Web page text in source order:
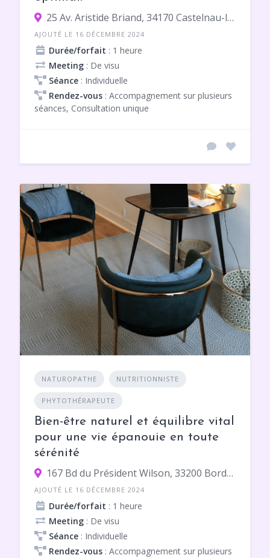
25 Av. Aristide Briand, 34170 Castelnau-le-Lez
AJOUTÉ LE 16 DÉCEMBRE 2024
Durée/forfait : 1 heure
Meeting : De visu
Séance : Individuelle
Rendez-vous : Accompagnement sur plusieurs
séances, Consultation unique
NATUROPATHE NUTRITIONNISTE
PHYTOTHÉRAPEUTE
Bien-être naturel et équilibre vital
pour une vie épanouie en toute
sérénité
167 Bd du Président Wilson, 33200 Bordeaux
AJOUTÉ LE 16 DÉCEMBRE 2024
Durée/forfait : 1 heure
Meeting : De visu
Séance : Individuelle
Rendez-vous : Accompagnement sur plusieurs